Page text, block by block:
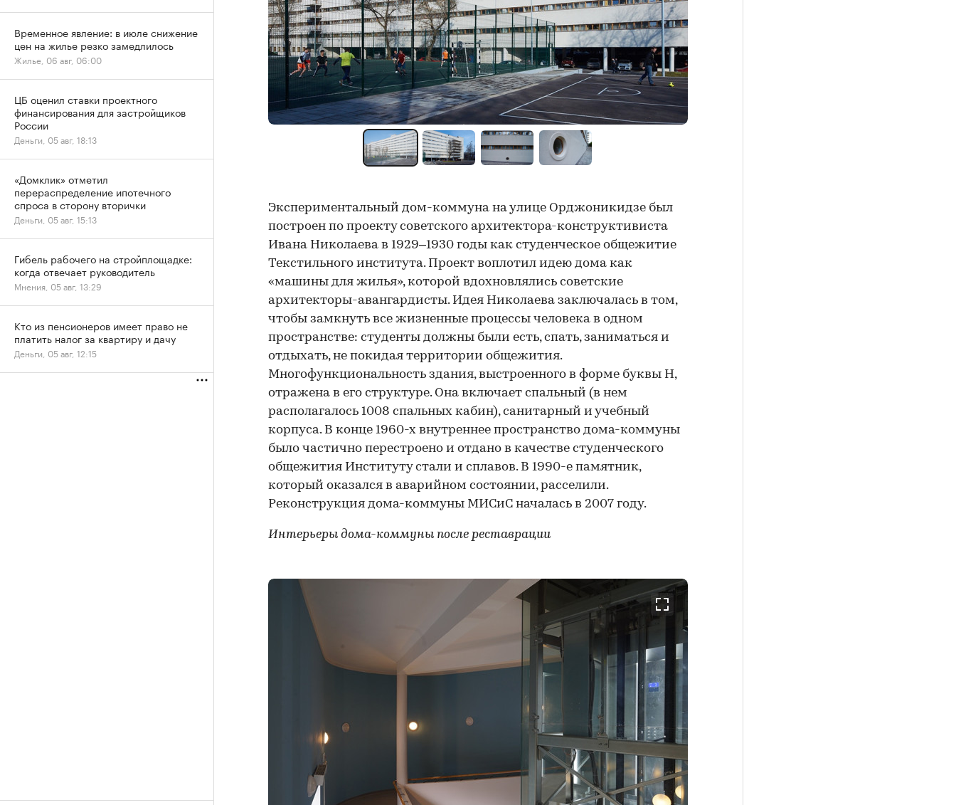
Экспериментальный дом-коммуна на улице Орджоникидзе был
построен по проекту советского архитектора-конструктивиста
Ивана Николаева в 1929–1930 годы как студенческое общежитие
Текстильного института. Проект воплотил идею дома как
«машины для жилья», которой вдохновлялись советские
архитекторы-авангардисты. Идея Николаева заключалась в том,
чтобы замкнуть все жизненные процессы человека в одном
пространстве: студенты должны были есть, спать, заниматься и
отдыхать, не покидая территории общежития.
Многофункциональность здания, выстроенного в форме буквы Н,
отражена в его структуре. Она включает спальный (в нем
располагалось 1008 спальных кабин), санитарный и учебный
корпуса. В конце 1960-х внутреннее пространство дома-коммуны
было частично перестроено и отдано в качестве студенческого
общежития Институту стали и сплавов. В 1990-е памятник,
который оказался в аварийном состоянии, расселили.
Реконструкция дома-коммуны МИСиС началась в 2007 году.
Интерьеры дома-коммуны после реставрации
Временное явление: в июле снижение
цен на жилье резко замедлилось
Жилье, 06 авг, 06:00
ЦБ оценил ставки проектного
финансирования для застройщиков
России
Деньги, 05 авг, 18:13
«Домклик» отметил
перераспределение ипотечного
спроса в сторону вторички
Деньги, 05 авг, 15:13
Гибель рабочего на стройплощадке:
когда отвечает руководитель
Мнения, 05 авг, 13:29
Кто из пенсионеров имеет право не
платить налог за квартиру и дачу
Деньги, 05 авг, 12:15